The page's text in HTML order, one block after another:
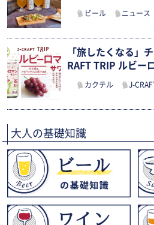
ビール ニュース
「旅したくなる」
RAFT TRIP ルビー
カクテル J-
大人の基礎知識